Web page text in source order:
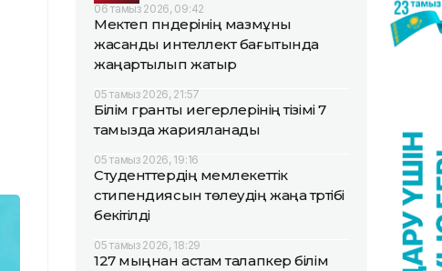
06 тамыз 2026, 09:42
Мектеп пәндерінің мазмұны
жасанды интеллект бағытында
жаңартылып жатыр
05 тамыз 2026, 21:57
Білім гранты иегерлерінің тізімі 7
тамызда жарияланады
05 тамыз 2026, 19:16
Студенттердің мемлекеттік
стипендиясын төлеудің жаңа тәртібі
бекітілді
05 тамыз 2026, 18:29
127 мыңнан астам талапкер білім